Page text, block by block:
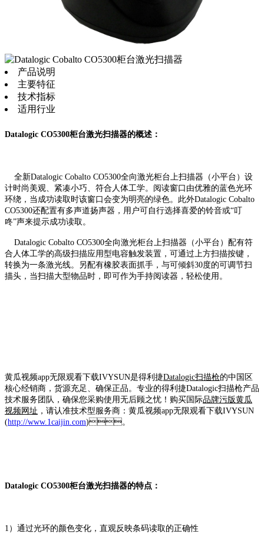
产品说明
主要特征
技术指标
适用行业
Datalogic CO5300柜台激光扫描器的概述：
全新Datalogic Cobalto CO5300全向激光柜台上扫描器（小平台）设
计时尚美观、紧凑小巧、符合人体工学。阅读窗口由优雅的蓝色光环
环绕，当成功读取时该窗口会变为明亮的绿色。此外Datalogic Cobalto
CO5300还配置有多声道扬声器，用户可自行选择喜爱的铃音或“叮
咚”声来提示成功读取。
Datalogic Cobalto CO5300全向激光柜台上扫描器（小平台）配有符
合人体工学的高级扫描应用型电容触发装置，可通过上方扫描按键，
转换为一条激光线。另配有橡胶表面抓手，与可倾斜30度的可调节扫
描头，当扫描大型物品时，即可作为手持阅读器，轻松使用。
黄瓜视频app无限观看下载IVYSUN是得利捷Datalogic扫描枪的中国区
核心经销商，货源充足、确保正品。专业的得利捷Datalogic扫描枪产品
技术服务团队，确保您采购使用无后顾之忧！购买国际品牌污版黄瓜
视频网址 ，请认准技术型服务商：黄瓜视频app无限观看下载IVYSUN
(http://www.1caijin.com)。
Datalogic CO5300柜台激光扫描器的特点：
1）通过光环的颜色变化，直观反映条码读取的正确性